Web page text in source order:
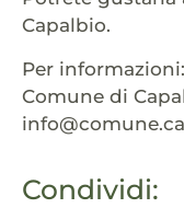
Condividi:
Capalbio.
Per informazioni:
Comune di